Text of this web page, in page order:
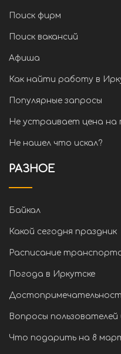
Поиск фирм
Поиск вакансий
Афиша
Как найти работу в
Популярные запросы
Не устраивает цена на
Не нашел что искал?
РАЗНОЕ
Байкал
Какой сегодня праздник
Расписание
Погода в Иркутске
Вопросы
Что подарить на 8